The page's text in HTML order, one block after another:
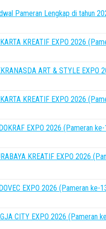
Pameran Lengkap di tahun
KREATIF EXPO 2026
ART & STYLE EXPO
KREATIF EXPO 2026
EXPO 2026 (Pameran
KREATIF EXPO 2026
EXPO 2026 (Pameran ke-
CITY EXPO 2026 (Pameran